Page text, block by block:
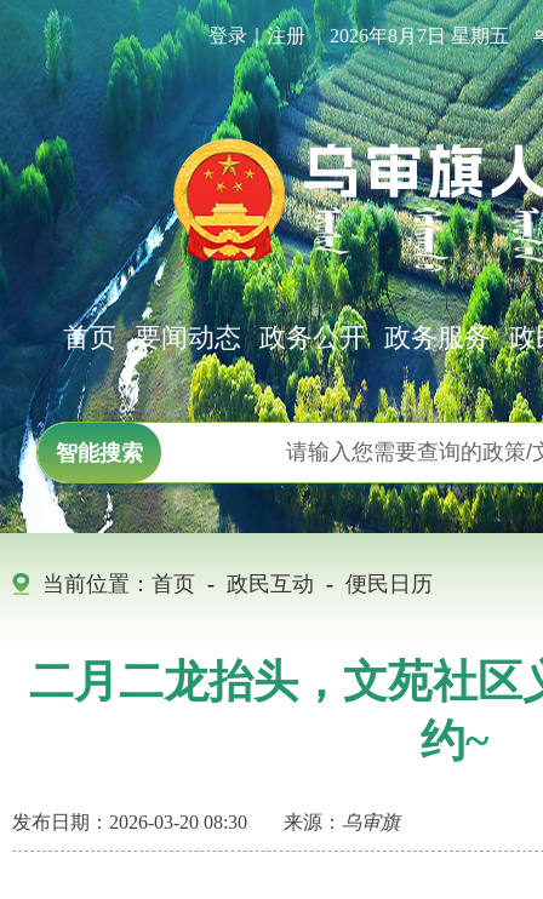
登录｜注册 2026年8月7日 星期五
首页 要闻动态 政务公开 政务服务 政
智能搜索
当前位置： 首页 - 政民互动 - 便民日历
二月二龙抬头，文苑社区
约~
发布日期：2026-03-20 08:30 来源： 乌审旗